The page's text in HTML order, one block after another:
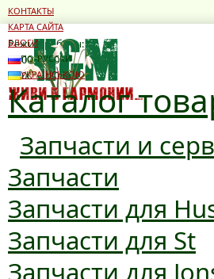
Режим работы:
10:00 - 19:00
10:00 - 16:00
Каталог
Запчасти и
Запчасти
Запчасти для
Запчасти для St
Запчасти для
КОНТАКТЫ
КАРТА САЙТА
БЛОГИ
ПО-РУССКИ
УКРАЇНСЬКОЮ